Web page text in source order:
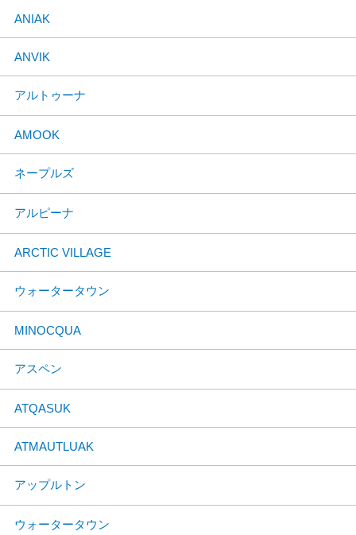
ANIAK
ANVIK
アルトゥーナ
AMOOK
ネープルズ
アルピーナ
ARCTIC VILLAGE
ウォータータウン
MINOCQUA
アスペン
ATQASUK
ATMAUTLUAK
アップルトン
ウォータータウン